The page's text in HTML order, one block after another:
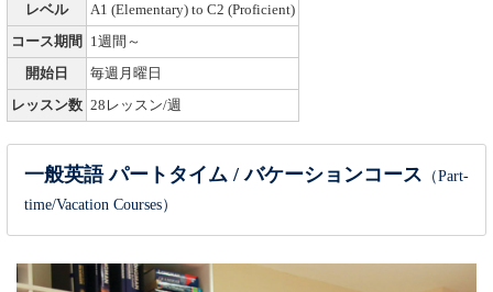
レベル A1 (Elementary) to C2 (Proficient)
コース期間 1週間～
開始日 毎週月曜日
レッスン数 28レッスン/週
一般英語 パートタイム / バケーションコース （Part-
time/Vacation Courses）